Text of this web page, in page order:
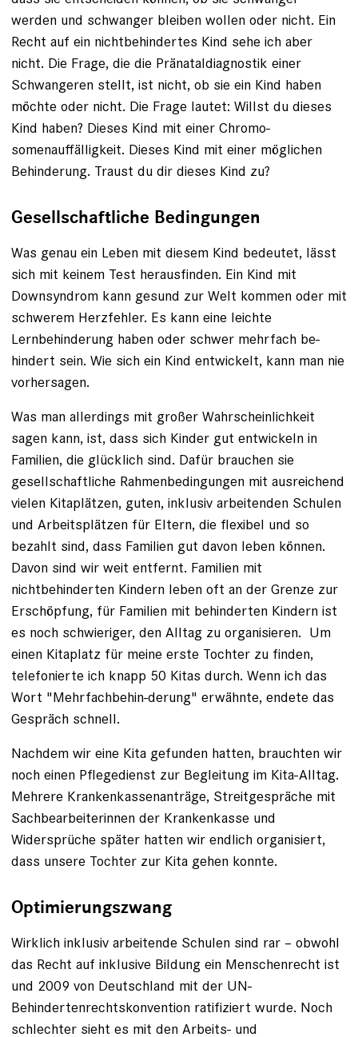
werden und schwanger bleiben wollen oder nicht. Ein
Recht auf ein nichtbehindertes Kind sehe ich aber
nicht. Die Frage, die die Pränataldiagnostik einer
Schwangeren stellt, ist nicht, ob sie ein Kind haben
möchte oder nicht. Die Frage lautet: Willst du dieses
Kind ­haben? Dieses Kind mit einer Chromo­
somenauffälligkeit. Dieses Kind mit einer möglichen
Behinderung. Traust du dir dieses Kind zu?
Gesellschaftliche Bedingungen
Was genau ein Leben mit diesem Kind bedeutet, lässt
sich mit keinem Test herausfinden. Ein Kind mit
Downsyndrom kann gesund zur Welt ­kommen oder mit
­schwerem Herz­fehler. Es kann eine leichte
Lernbehinderung haben oder schwer mehrfach be­
hindert sein. Wie sich ein Kind ent­wickelt, kann man nie
vorhersagen.
Was man allerdings mit großer Wahrscheinlichkeit
sagen kann, ist, dass sich Kinder gut entwickeln in
Familien, die glücklich sind. Dafür brauchen sie
gesellschaftliche Rahmenbedingungen mit ausreichend
vielen Kitaplätzen, guten, inklusiv arbeitenden Schulen
und Arbeitsplätzen für Eltern, die flexibel und so
bezahlt sind, dass Familien gut davon leben können.
Davon sind wir weit entfernt. Familien mit
nichtbehinderten Kindern leben oft an der Grenze zur
Erschöpfung, für Familien mit ­behinderten Kindern ist
es noch schwieriger, den Alltag zu organisieren. Um
einen Kitaplatz für meine erste Tochter zu finden,
telefonierte ich knapp 50 Kitas durch. Wenn ich das
Wort "Mehrfachbehin-derung" erwähnte, endete das
Gespräch schnell.
Nachdem wir eine Kita gefunden ­hatten, brauchten wir
noch einen Pflegedienst zur Begleitung im Kita-Alltag.
Mehrere Krankenkassenanträge, Streitgespräche mit
Sachbearbeiterinnen der Krankenkasse und
Widersprüche später hatten wir endlich organisiert,
dass unsere Tochter zur Kita gehen konnte.
Optimierungszwang
Wirklich inklusiv arbeitende ­Schulen sind rar – obwohl
das Recht auf inklusive Bildung ein Menschenrecht ist
und 2009 von Deutschland mit der UN-
Behindertenrechtskonven­tion ratifiziert wurde. Noch
schlechter sieht es mit den Arbeits- und